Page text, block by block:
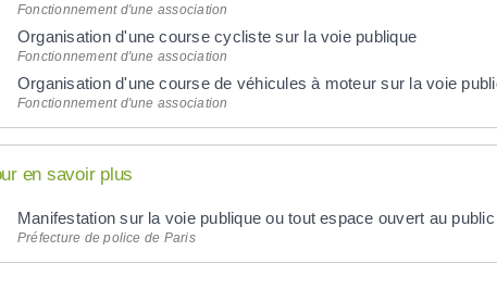
Fonctionnement d'une association
Organisation d'une course cycliste sur la voie publique
Fonctionnement d'une association
Organisation d'une course de véhicules à moteur sur la voie
Fonctionnement d'une association
en savoir plus
Manifestation sur la voie publique ou tout espace ouvert au
Préfecture de police de Paris